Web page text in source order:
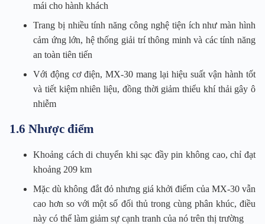
mái cho hành khách
Trang bị nhiều tính năng công nghệ tiện ích như màn hình
cảm ứng lớn, hệ thống giải trí thông minh và các tính năng
an toàn tiên tiến
Với động cơ điện, MX-30 mang lại hiệu suất vận hành tốt
và tiết kiệm nhiên liệu, đồng thời giảm thiểu khí thải gây ô
nhiễm
1.6 Nhược điểm
Khoảng cách di chuyển khi sạc đầy pin không cao, chỉ đạt
khoảng 209 km
Mặc dù không đắt đỏ nhưng giá khởi điểm của MX-30 vẫn
cao hơn so với một số đối thủ trong cùng phân khúc, điều
này có thể làm giảm sự cạnh tranh của nó trên thị trường